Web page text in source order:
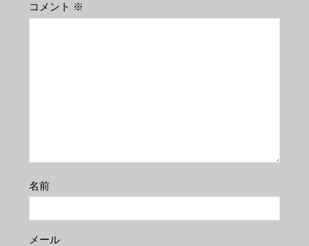
コメント ※
名前
メール